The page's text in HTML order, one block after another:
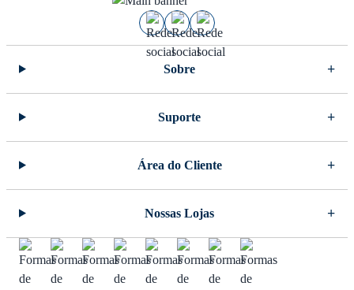
Sobre
Suporte
Área do Cliente
Nossas Lojas